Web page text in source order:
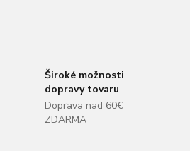
Široké možnosti
dopravy tovaru
Doprava nad 60€
ZDARMA